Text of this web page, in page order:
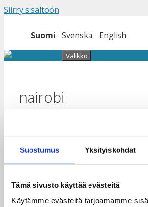
Suostumus Yksityiskohdat
Tämä sivusto käyttää evästeitä
Käytämme evästeitä tarjoamamme
Siirry sisältöön
Suomi Svenska English
Valikko
nairobi
Nairobilaiset roolimallit
kokemuksiaan
15.1.202514.3.2024